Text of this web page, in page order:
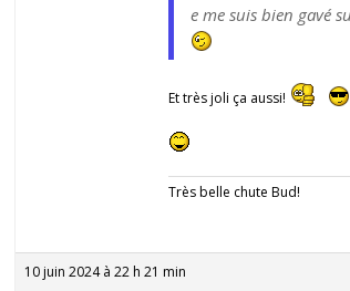
e me suis bien gavé
Et très joli ça aussi!
Très belle chute Bud!
10 juin 2024 à 22 h 21 min